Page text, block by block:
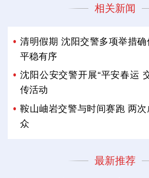
相关新闻
清明假期 沈阳交警多项举措
平稳有序
沈阳公安交警开展“平安春运
传活动
鞍山岫岩交警与时间赛跑 两
众
最新推荐